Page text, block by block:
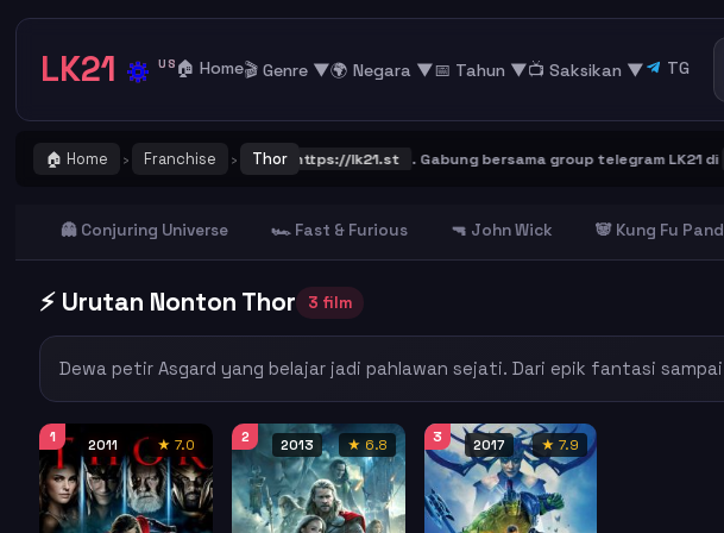
LK21 🔅 US 🏠 Home🎬 Genre ▼🌍 Negara ▼📅 Tahun ▼📺 Saksikan ▼ TG
🏠 Home › Franchise › Thor
dan Bookmark alamat URL LK21 https://lk21.st . Gabung bersama group telegram LK21 di
👻 Conjuring Universe 🏎️ Fast & Furious 🔫 John Wick 🐼 Kung Fu
⚡ Urutan Nonton Thor 3 film
Dewa petir Asgard yang belajar jadi pahlawan sejati. Dari epik fantasi
1
2011 ★ 7.0
2
2013 ★ 6.8
3
2017 ★ 7.9